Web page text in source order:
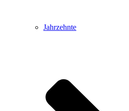
Jahrzehnte